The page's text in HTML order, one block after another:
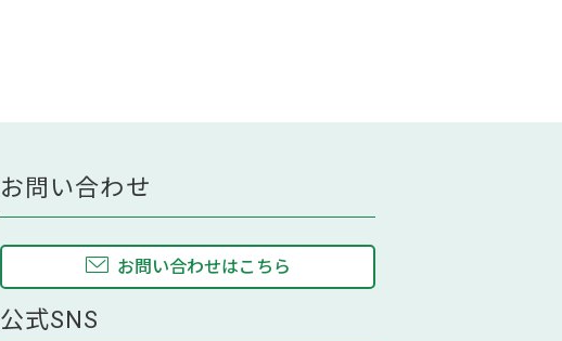
お問い合わせ
お問い合わせはこちら
公式SNS